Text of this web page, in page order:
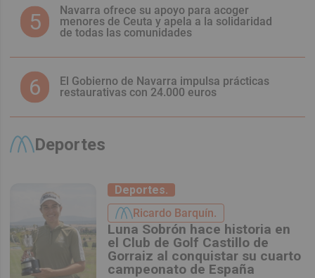
Navarra ofrece su apoyo para acoger
menores de Ceuta y apela a la solidaridad
de todas las comunidades
El Gobierno de Navarra impulsa prácticas
restaurativas con 24.000 euros
Deportes
Deportes.
Ricardo Barquín.
Luna Sobrón hace historia en
el Club de Golf Castillo de
Gorraiz al conquistar su cuarto
campeonato de España